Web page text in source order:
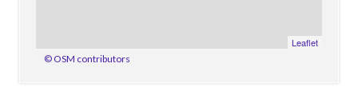
Leaflet
© OSM contributors